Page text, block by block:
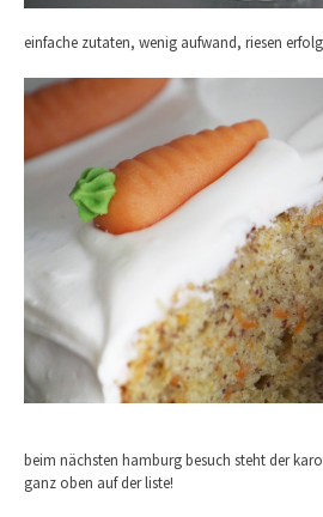
einfache zutaten, wenig aufwand, riesen
beim nächsten hamburg besuch steht der
ganz oben auf der liste!